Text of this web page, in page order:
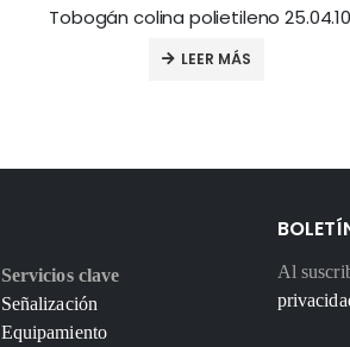
Tobogán colina polietileno
LEER MÁS
Servicios clave
Señalización
Equipamiento
Al